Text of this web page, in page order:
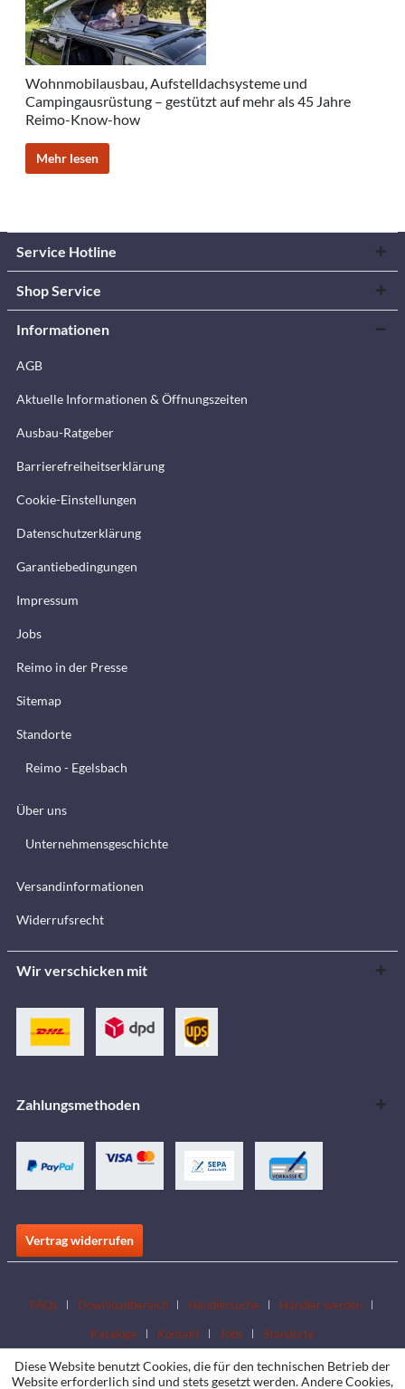
Wohnmobilausbau, Aufstelldachsysteme und
Campingausrüstung – gestützt auf mehr als 45 Jahre
Reimo-Know-how
Mehr lesen
Service Hotline
Shop Service
Informationen
AGB
Aktuelle Informationen & Öffnungszeiten
Ausbau-Ratgeber
Barrierefreiheitserklärung
Cookie-Einstellungen
Datenschutzerklärung
Garantiebedingungen
Impressum
Jobs
Reimo in der Presse
Sitemap
Standorte
Reimo - Egelsbach
Über uns
Unternehmensgeschichte
Versandinformationen
Widerrufsrecht
Wir verschicken mit
Zahlungsmethoden
Vertrag widerrufen
FAQs Downloadbereich Händlersuche
Händler werden
Kataloge
Kontakt Jobs Standorte
Diese Website benutzt Cookies, die für den technischen Betrieb der
Website erforderlich sind und stets gesetzt werden. Andere Cookies,